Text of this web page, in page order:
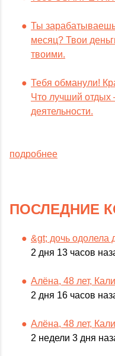
Ты
месяц? Твои
твоими.
Тебя обманули!
Что лучший
деятельности.
подробнее
ПОСЛЕДНИЕ
&gt; дочь одолела
2 дня 13 часов
Алёна, 48 лет,
2 дня 16 часов
Алёна, 48 лет,
2 недели 3 дня